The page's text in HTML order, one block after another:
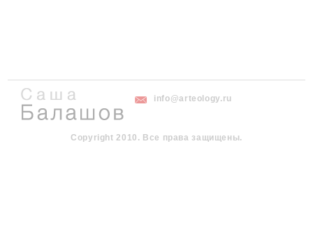
info@arteology.ru
Copyright 2010. Все права защищены.